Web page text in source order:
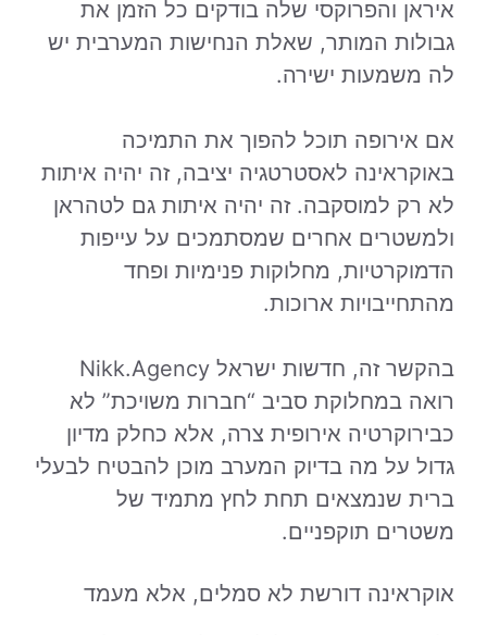
איראן והפרוקסי שלה בודקים כל הזמן את
גבולות המותר, שאלת הנחישות המערבית יש
לה משמעות ישירה.
אם אירופה תוכל להפוך את התמיכה
באוקראינה לאסטרטגיה יציבה, זה יהיה איתות
לא רק למוסקבה. זה יהיה איתות גם לטהראן
ולמשטרים אחרים שמסתמכים על עייפות
הדמוקרטיות, מחלוקות פנימיות ופחד
מהתחייבויות ארוכות.
בהקשר זה, חדשות ישראל Nikk.Agency
רואה במחלוקת סביב “חברות משויכת” לא
כבירוקרטיה אירופית צרה, אלא כחלק מדיון
גדול על מה בדיוק המערב מוכן להבטיח לבעלי
ברית שנמצאים תחת לחץ מתמיד של
משטרים תוקפניים.
אוקראינה דורשת לא סמלים, אלא מעמד